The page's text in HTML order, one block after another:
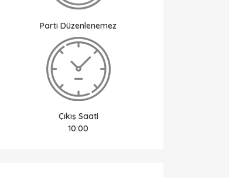
Parti Düzenlenemez
Çıkış Saati
10:00